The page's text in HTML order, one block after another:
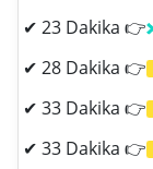
✔ 23 Dakika 👉
✔ 28 Dakika 👉
✔ 33 Dakika 👉
✔ 33 Dakika 👉